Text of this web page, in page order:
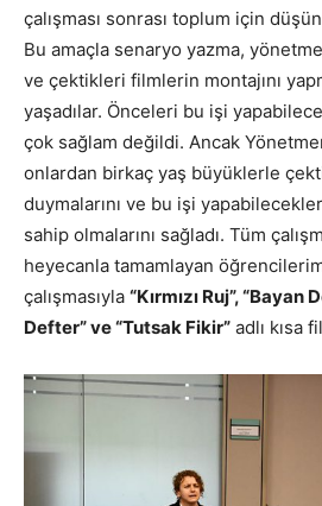
çalışması sonrası toplum için
Bu amaçla senaryo yazma,
ve çektikleri filmlerin montajını
yaşadılar. Önceleri bu işi
çok sağlam değildi. Ancak
onlardan birkaç yaş büyüklerle
duymalarını ve bu işi
sahip olmalarını sağladı. Tüm
heyecanla tamamlayan
çalışmasıyla “Kırmızı Ruj”, “Bayan
Defter” ve “Tutsak Fikir” adlı kısa